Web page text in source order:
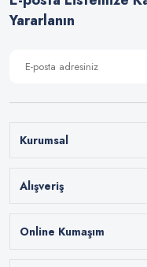
Yararlanın
Kurumsal
Alışveriş
Online Kumaşım